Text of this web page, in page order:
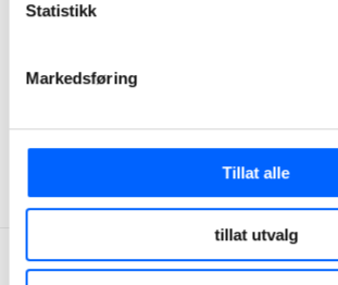
Statistikk
Markedsføring
Tillat alle
tillat utvalg
Manager, Media Relations Norway,